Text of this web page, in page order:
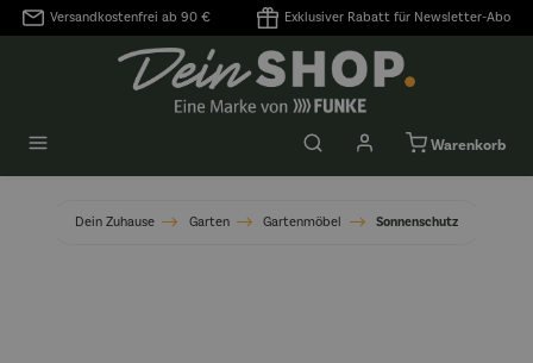
springen
Versandkostenfrei ab 90 € Exklusiver Rabatt für Newsletter-Abo
Warenkorb
Dein Zuhause Garten Gartenmöbel Sonnenschutz